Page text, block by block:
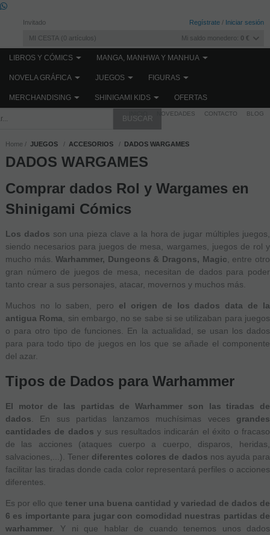
Invitado Regístrate / Iniciar sesión
MI CESTA 0 artículos Mi saldo monedero: 0 €
NOVEDADES CONTACTO BLOG
LIBROS Y CÓMICS MANGA, MANHWA Y MANHUA
NOVELA GRÁFICA JUEGOS FIGURAS
MERCHANDISING SHINIGAMI KIDS OFERTAS
Home JUEGOS ACCESORIOS DADOS WARGAMES
DADOS WARGAMES
Comprar dados Rol y Wargames en
Shinigami Cómics
Los dados son una pieza clave a la hora de jugar múltiples juegos,
siendo necesarios para juegos de mesa, wargames, juegos de rol y
mucho más.Warhammer, Dungeons & Dragons, Magic , entre otro
gran número de juegos de mesa, necesitan de dados para poder
tanto crear a sus personajes, atacar, movernos y muchos más.
Muchos no lo saben, pero el origen de los dados data de la
antigua Roma , sin embargo, no se sabe si se utilizaban para juegos
o para otro tipo de funciones. En la actualidad, se usan los dados
para para todo tipo de juegos en los que se añade el componente
del azar.
Tipos de Dados para Warhammer
El motor de las partidas de Warhammer son las tiradas de
dados . En sus partidas lanzamos muchísimas veces grandes
cantidades de dados y sus resultados indicarán el éxito o fracaso
de las acciones (ataques cuerpo a cuerpo, disparos, heridas,
salvaciones,...). Tener diferentes colores de dados nos ayuda para
facilitar las tiradas donde cada color representará perfiles o acciones
diferentes.
Es por ello que tener una buena cantidad y variedad de dados de
6 es importante para jugar con comodidad nuestras partidas de
warhammer. Y ni que hablar de cuando tenemos unos dados